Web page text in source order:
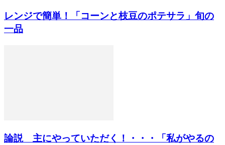
レンジで簡単！「コーンと枝豆のポテサラ」旬の
一品
論説 主にやっていただく！・・・「私がやるの